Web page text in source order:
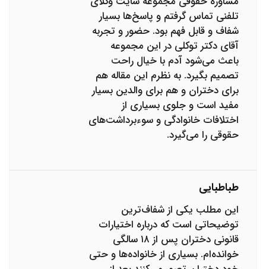
تلفنی تماس گرفتم و پاسخ‌ها بسیار
شفاف و قابل فهم بود. حضور و تجربه
آقای دکتر توکلی در این مجموعه
باعث می‌شود آدم با خیال راحت
تصمیم بگیرد. به نظرم این مقاله هم
برای دختران و هم برای والدین بسیار
مفید است و جلوی بسیاری از
اختلافات خانوادگی و سوءبرداشت‌های
حقوقی را می‌گیرد.
طباطبایی
این مطلب یکی از شفاف‌ترین
توضیحاتی است که درباره اختیارات
قانونی دختران پس از ۱۸ سالگی
خوانده‌ام. بسیاری از خانواده‌ها و حتی